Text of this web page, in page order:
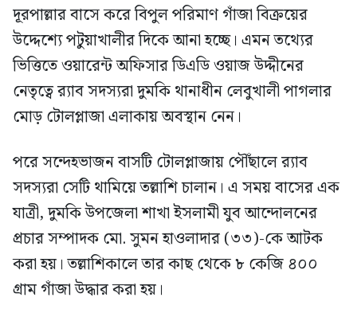
দূরপাল্লার বাসে করে বিপুল পরিমাণ গাঁজা বিক্রয়ের
উদ্দেশ্যে পটুয়াখালীর দিকে আনা হচ্ছে। এমন তথ্যের
ভিত্তিতে ওয়ারেন্ট অফিসার ডিএডি ওয়াজ উদ্দীনের
নেতৃত্বে র‍্যাব সদস্যরা দুমকি থানাধীন লেবুখালী পাগলার
মোড় টোলপ্লাজা এলাকায় অবস্থান নেন।
পরে সন্দেহভাজন বাসটি টোলপ্লাজায় পৌঁছালে র‍্যাব
সদস্যরা সেটি থামিয়ে তল্লাশি চালান। এ সময় বাসের এক
যাত্রী, দুমকি উপজেলা শাখা ইসলামী যুব আন্দোলনের
প্রচার সম্পাদক মো. সুমন হাওলাদার (৩৩)-কে আটক
করা হয়। তল্লাশিকালে তার কাছ থেকে ৮ কেজি ৪০০
গ্রাম গাঁজা উদ্ধার করা হয়।